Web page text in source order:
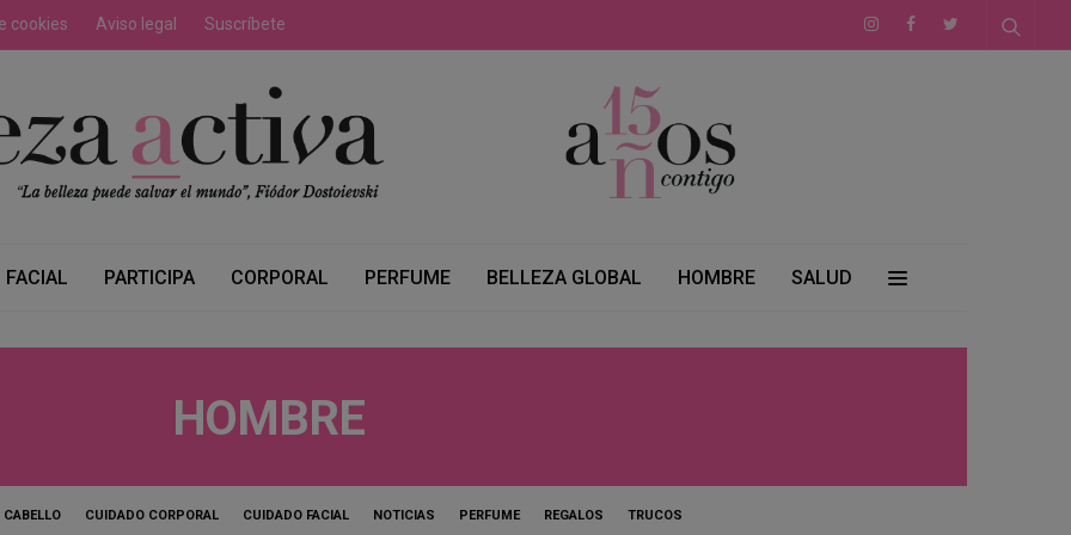
cookies Aviso legal Suscríbete
FACIAL PARTICIPA CORPORAL PERFUME BELLEZA GLOBAL HOMBRE SALUD
HOMBRE
CABELLO CUIDADO CORPORAL CUIDADO FACIAL NOTICIAS PERFUME REGALOS TRUCOS